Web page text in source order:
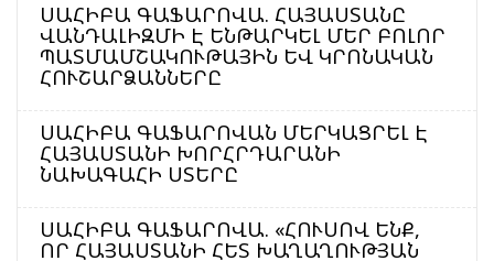
ՍԱՀԻԲԱ ԳԱՖԱՐՈՎԱ. ՀԱՅԱՍՏԱՆԸ
ՎԱՆԴԱԼԻԶՄԻ Է ԵՆԹԱՐԿԵԼ ՄԵՐ ԲՈԼՈՐ
ՊԱՏՄԱՄՇԱԿՈՒԹԱՅԻՆ ԵՎ ԿՐՈՆԱԿԱՆ
ՀՈՒՇԱՐՁԱՆՆԵՐԸ
ՍԱՀԻԲԱ ԳԱՖԱՐՈՎԱՆ ՄԵՐԿԱՑՐԵԼ Է
ՀԱՅԱՍՏԱՆԻ ԽՈՐՀՐԴԱՐԱՆԻ
ՆԱԽԱԳԱՀԻ ՍՏԵՐԸ
ՍԱՀԻԲԱ ԳԱՖԱՐՈՎԱ. «ՀՈՒՍՈՎ ԵՆՔ,
ՈՐ ՀԱՅԱՍՏԱՆԻ ՀԵՏ ԽԱՂԱՂՈՒԹՅԱՆ